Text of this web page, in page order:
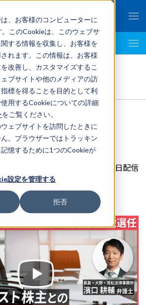
、お客様のコンピューターに
このCookieは、このウェブサ
する情報を収集し、お客様を
れます。この情報は、お客様
改善し、カスタマイズするこ
ブサイトや他のメディアの訪
標を得ることを目的として利
用するCookieについての詳細
をご覧ください。
ェブサイトを訪問したときに
。ブラウザーではトラッキン
憶するために1つのCookieが
設定を管理する
拒否
Portal >
長島･大野･常松法律事務所>
らの取締役選任
株主からの取締役選任
2022年11月23日配信
松法律事務所